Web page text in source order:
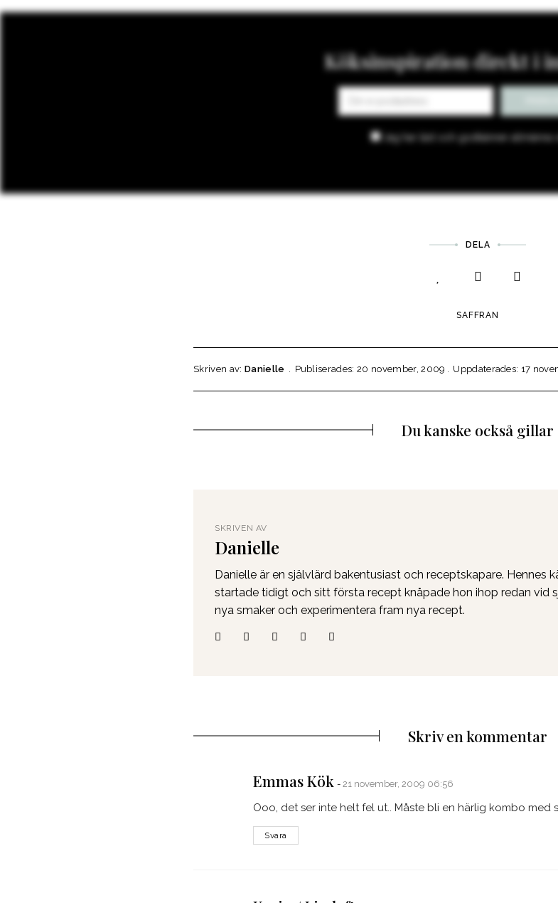
Köksinspiration direkt i
Jag har läst och godkänner allmänna
DELA
SAFFRAN
Skriven av: Danielle Publiserades: 20 november, 2009 Uppdaterades: 17
Du kanske också gillar
SKRIVEN AV
Danielle
Danielle är en självlärd bakentusiast och receptskapare. Hennes
startade tidigt och sitt första recept knåpade hon ihop redan vid
nya smaker och experimentera fram nya recept.
Skriv en kommentar
Emmas Köksays:
21 november, 2009 06:56
Ooo, det ser inte helt fel ut.. Måste bli en härlig kombo med
Svara